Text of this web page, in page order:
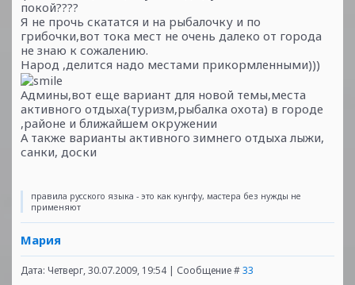
покой????
Я не прочь скататся и на рыбалочку и по
грибочки,вот тока мест не очень далеко от города
не знаю к сожалению.
Народ ,делится надо местами прикормленными)))
Админы,вот еще вариант для новой темы,места
активного отдыха(туризм,рыбалка охота) в городе
,районе и ближайшем окружении
А также варианты активного зимнего отдыха лыжи,
санки, доски
правила русского языка - это как кунгфу, мастера без нужды не
применяют
Мария
Дата: Четверг, 30.07.2009, 19:54 | Сообщение #33